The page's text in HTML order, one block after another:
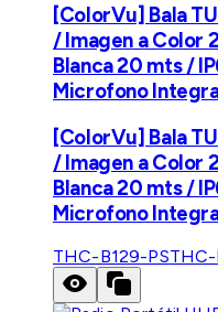
[ColorVu] Bala
/ Imagen a Color
Blanca 20 mts /
Microfono
[ColorVu] Bala
/ Imagen a Color
Blanca 20 mts /
Microfono
THC-B129-PSTHC-